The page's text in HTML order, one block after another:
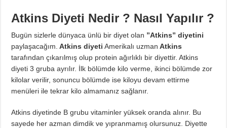
Yağ Yakan Yiyecekler Nelerdir ?
Yulaflı Diyet Mozaik Pasta Tarifi
Dukan patlıcan kebabı
Atkins Diyeti Nedir ? Nasıl Yapılır ?
Bugün sizlerle dünyaca ünlü bir diyet olan ”Atkins” diyetini
paylaşacağım. Atkins diyeti Amerikalı uzman Atkins
tarafından çıkarılmış olup protein ağırlıklı bir diyettir. Atkins
diyeti 3 gruba ayrılır. İlk bölümde kilo verme, ikinci bölümde zor
kilolar verilir, sonuncu bölümde ise kiloyu devam ettirme
menüleri ile tekrar kilo almamanız sağlanır.
Atkins diyetinde B grubu vitaminler yüksek oranda alınır. Bu
sayede her azman dimdik ve yıpranmamış olursunuz. Diyette